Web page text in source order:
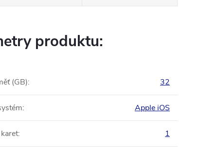
produktu:
(GB): 32
: Apple iOS
: 1